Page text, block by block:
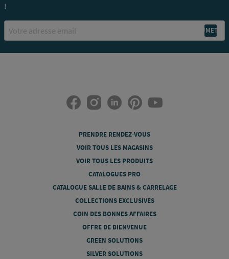
!
PRENDRE RENDEZ-VOUS
VOIR TOUS LES MAGASINS
VOIR TOUS LES PRODUITS
CATALOGUES PRO
CATALOGUE SALLE DE BAINS & CARRELAGE
COLLECTIONS EXCLUSIVES
COIN DES BONNES AFFAIRES
OFFRE DE BIENVENUE
GREEN SOLUTIONS
SILVER SOLUTIONS